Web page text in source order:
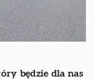
będzie dla nas